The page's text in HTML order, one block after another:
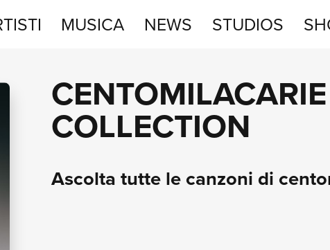
MUSICA NEWS STUDIOS
COLLECTION
Ascolta tutte le canzoni di
SHOP